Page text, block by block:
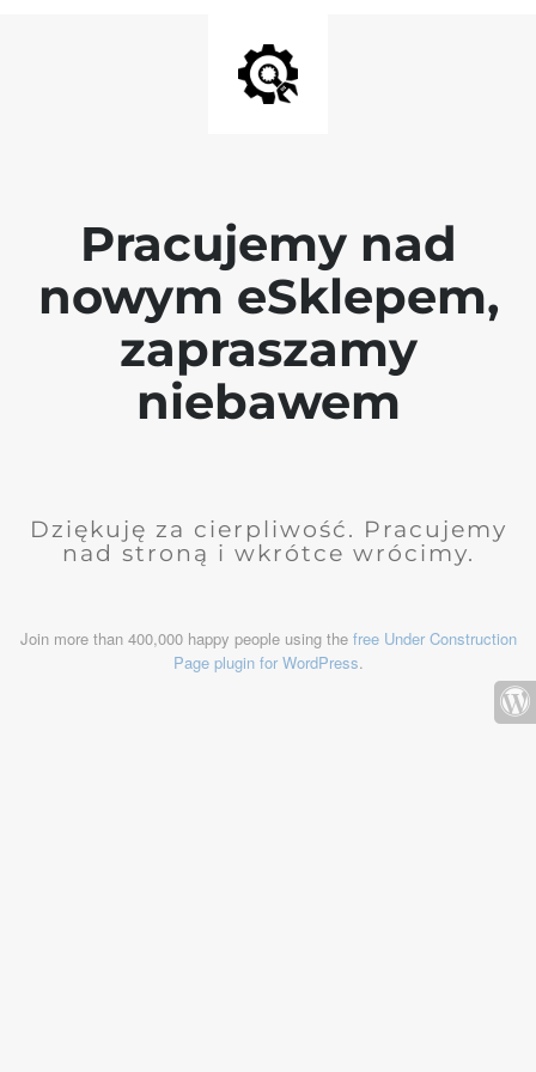
Pracujemy nad
nowym eSklepem,
zapraszamy
niebawem
Dziękuję za cierpliwość. Pracujemy
nad stroną i wkrótce wrócimy.
Join more than 400,000 happy people using the free Under Construction
Page plugin for WordPress.